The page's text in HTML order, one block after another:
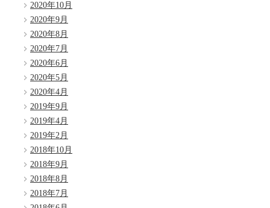
2020年10月
2020年9月
2020年8月
2020年7月
2020年6月
2020年5月
2020年4月
2019年9月
2019年4月
2019年2月
2018年10月
2018年9月
2018年8月
2018年7月